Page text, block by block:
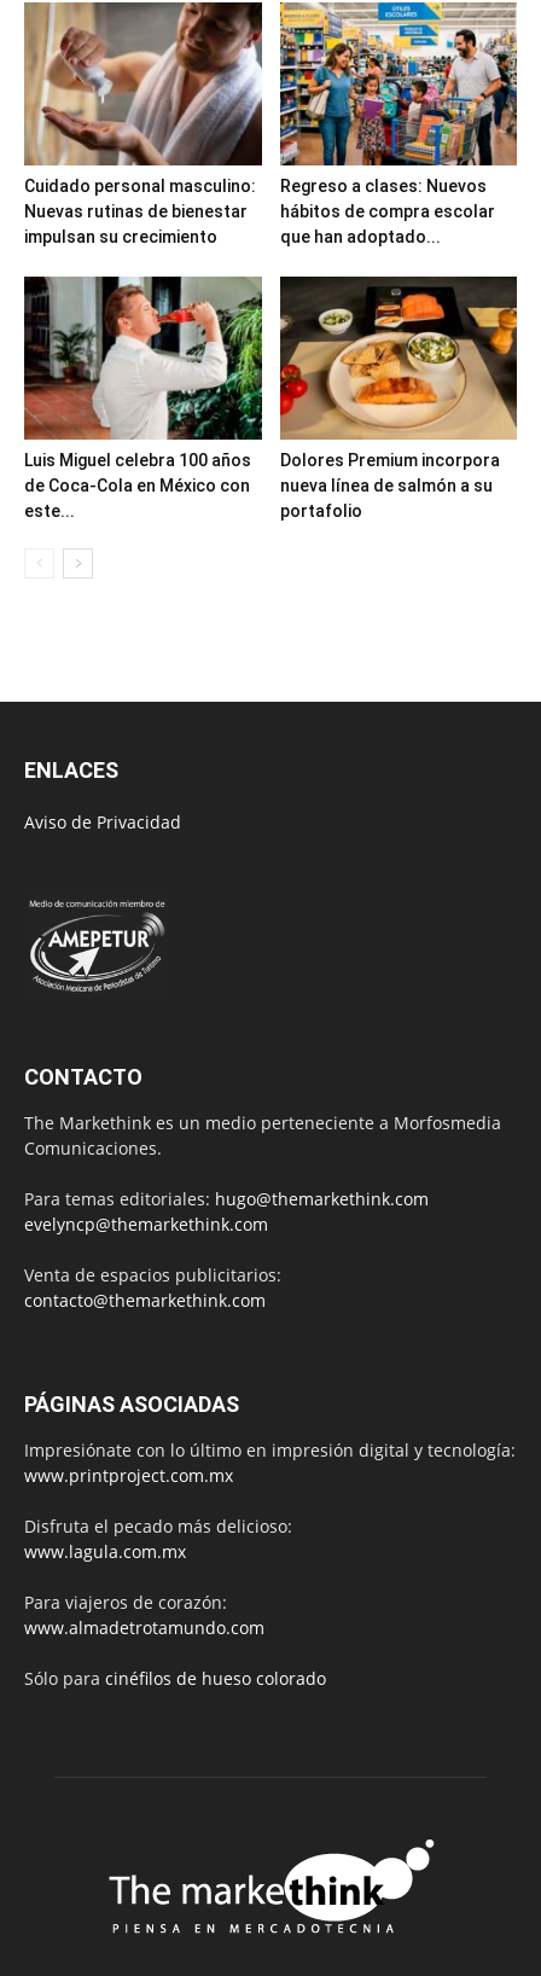
Cuidado personal masculino:
Nuevas rutinas de bienestar
impulsan su crecimiento
Regreso a clases: Nuevos
hábitos de compra escolar
que han adoptado...
Luis Miguel celebra 100 años
de Coca-Cola en México con
este...
Dolores Premium incorpora
nueva línea de salmón a su
portafolio
ENLACES
Aviso de Privacidad
CONTACTO
The Markethink es un medio perteneciente a Morfosmedia
Comunicaciones.
Para temas editoriales: hugo@themarkethink.com
evelyncp@themarkethink.com
Venta de espacios publicitarios:
contacto@themarkethink.com
PÁGINAS ASOCIADAS
Impresiónate con lo último en impresión digital y tecnología:
www.printproject.com.mx
Disfruta el pecado más delicioso:
www.lagula.com.mx
Para viajeros de corazón:
www.almadetrotamundo.com
Sólo para cinéfilos de hueso colorado